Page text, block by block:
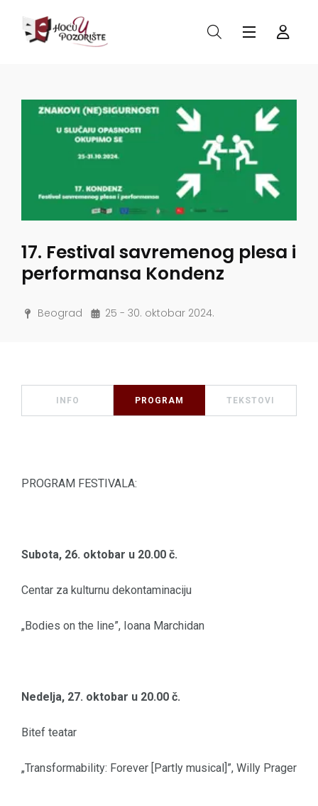
17. Festival savremenog plesa i
performansa Kondenz
Beograd 25 - 30. oktobar 2024.
INFO PROGRAM TEKSTOVI
PROGRAM FESTIVALA:
Subota, 26. oktobar u 20.00 č.
Centar za kulturnu dekontaminaciju
„Bodies on the line”, Ioana Marchidan
Nedelja, 27. oktobar u 20.00 č.
Bitef teatar
„Transformability: Forever [Partly musical]”, Willy Prager